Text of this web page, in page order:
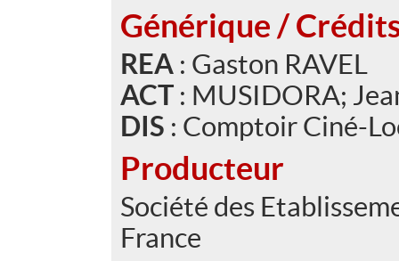
Générique /
REA : Gaston RAVEL
ACT : MUSIDORA;
DIS : Comptoir Ciné-
Producteur
Société des
France